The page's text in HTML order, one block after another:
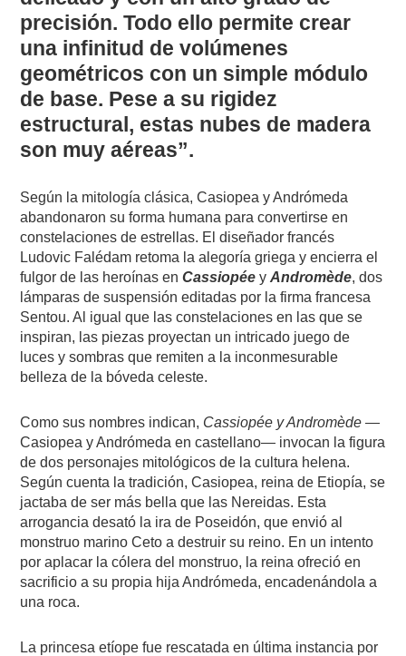
precisión. Todo ello permite crear
una infinitud de volúmenes
geométricos con un simple módulo
de base. Pese a su rigidez
estructural, estas nubes de madera
son muy aéreas”.
Según la mitología clásica, Casiopea y Andrómeda
abandonaron su forma humana para convertirse en
constelaciones de estrellas. El diseñador francés
Ludovic Falédam retoma la alegoría griega y encierra el
fulgor de las heroínas enCassiopéeyAndromède, dos
lámparas de suspensión editadas por la firma francesa
Sentou. Al igual que las constelaciones en las que se
inspiran, las piezas proyectan un intricado juego de
luces y sombras que remiten a la inconmesurable
belleza de la bóveda celeste.
Como sus nombres indican, Cassiopée y Andromède —
Casiopea y Andrómeda en castellano— invocan la figura
de dos personajes mitológicos de la cultura helena.
Según cuenta la tradición, Casiopea, reina de Etiopía, se
jactaba de ser más bella que las Nereidas. Esta
arrogancia desató la ira de Poseidón, que envió al
monstruo marino Ceto a destruir su reino. En un intento
por aplacar la cólera del monstruo, la reina ofreció en
sacrificio a su propia hija Andrómeda, encadenándola a
una roca.
La princesa etíope fue rescatada en última instancia por